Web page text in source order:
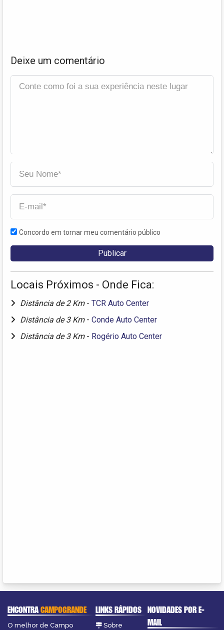
Deixe um comentário
Concordo em tornar meu comentário público
Locais Próximos - Onde Fica:
Distância de 2 Km - TCR Auto Center
Distância de 3 Km - Conde Auto Center
Distância de 3 Km - Rogério Auto Center
ENCONTRACAMPOGRANDE
O melhor de Campo
LINKS RÁPIDOS
Sobre
NOVIDADES POR E-
MAIL